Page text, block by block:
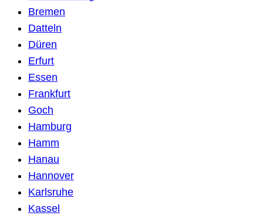
Bremen
Datteln
Düren
Erfurt
Essen
Frankfurt
Goch
Hamburg
Hamm
Hanau
Hannover
Karlsruhe
Kassel